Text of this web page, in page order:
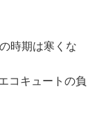
時期は寒くな
コキュートの負